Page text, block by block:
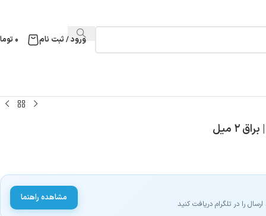
ورود / ثبت نام ۰
را در تلگرام دریافت کنید
مشاهده راهنما